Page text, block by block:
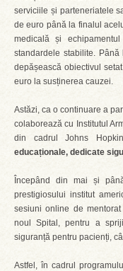
serviciile și parteneriatele
de euro până la finalul
medicală și
standardele stabilite.
depășească obiectivul
euro la susținerea cauzei.
Astăzi, ca o continuare a
colaborează cu Institutul
din cadrul Johns
educaționale, dedicate
Începând din mai și
prestigiosului institut
sesiuni online de
noul Spital, pentru a
siguranță pentru pacienți,
Astfel, în cadrul